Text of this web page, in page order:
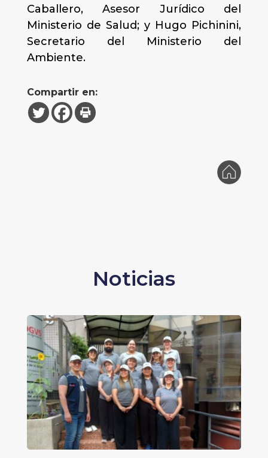
Caballero, Asesor Jurídico del
Ministerio de Salud; y Hugo Pichinini,
Secretario del Ministerio del
Ambiente.
Compartir en:
Noticias